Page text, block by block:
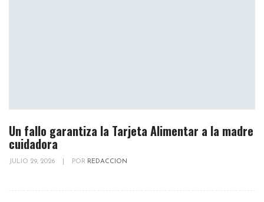
Un fallo garantiza la Tarjeta Alimentar a la madre
cuidadora
JULIO 29, 2026 POR REDACCION